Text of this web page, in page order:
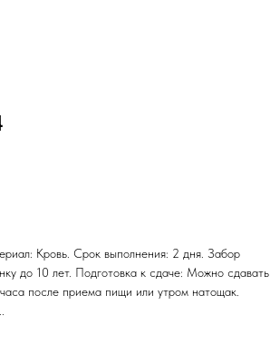
Кровь. Срок выполнения: 2 дня. Забор
до 10 лет. Подготовка к сдаче: Можно сдавать
после приема пищи или утром натощак.